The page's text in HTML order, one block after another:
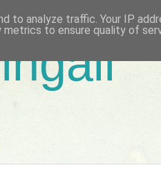
to analyze traffic. Your IP
to ensure quality of